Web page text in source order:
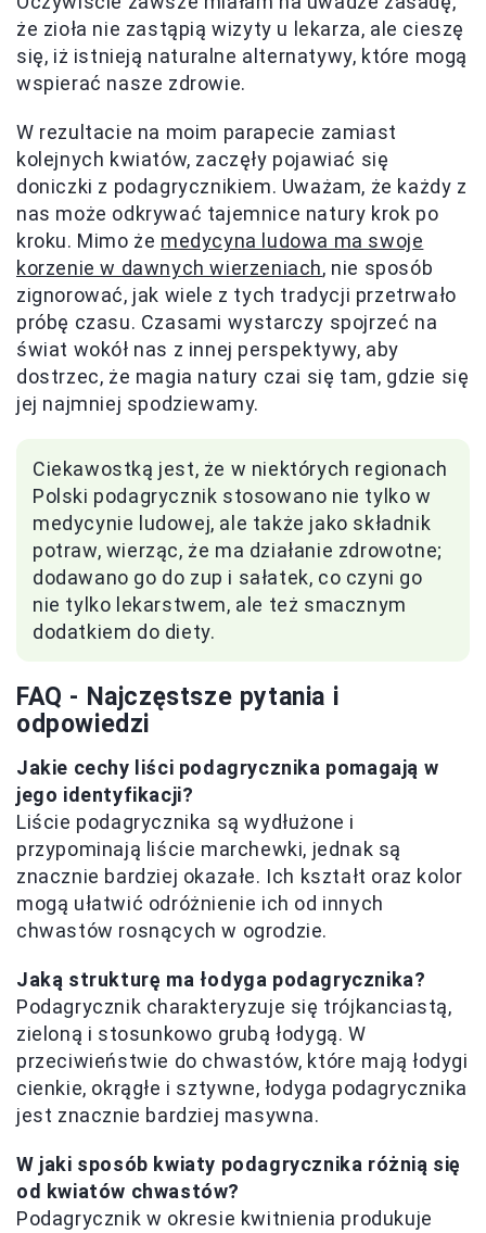
że zioła nie zastąpią wizyty u lekarza, ale cieszę
się, iż istnieją naturalne alternatywy, które mogą
wspierać nasze zdrowie.
W rezultacie na moim parapecie zamiast
kolejnych kwiatów, zaczęły pojawiać się
doniczki z podagrycznikiem. Uważam, że każdy z
nas może odkrywać tajemnice natury krok po
kroku. Mimo że medycyna ludowa ma swoje
korzenie w dawnych wierzeniach, nie sposób
zignorować, jak wiele z tych tradycji przetrwało
próbę czasu. Czasami wystarczy spojrzeć na
świat wokół nas z innej perspektywy, aby
dostrzec, że magia natury czai się tam, gdzie się
jej najmniej spodziewamy.
Ciekawostką jest, że w niektórych regionach
Polski podagrycznik stosowano nie tylko w
medycynie ludowej, ale także jako składnik
potraw, wierząc, że ma działanie zdrowotne;
dodawano go do zup i sałatek, co czyni go
nie tylko lekarstwem, ale też smacznym
dodatkiem do diety.
FAQ - Najczęstsze pytania i
odpowiedzi
Jakie cechy liści podagrycznika pomagają w
jego identyfikacji?
Liście podagrycznika są wydłużone i
przypominają liście marchewki, jednak są
znacznie bardziej okazałe. Ich kształt oraz kolor
mogą ułatwić odróżnienie ich od innych
chwastów rosnących w ogrodzie.
Jaką strukturę ma łodyga podagrycznika?
Podagrycznik charakteryzuje się trójkanciastą,
zieloną i stosunkowo grubą łodygą. W
przeciwieństwie do chwastów, które mają łodygi
cienkie, okrągłe i sztywne, łodyga podagrycznika
jest znacznie bardziej masywna.
W jaki sposób kwiaty podagrycznika różnią się
od kwiatów chwastów?
Podagrycznik w okresie kwitnienia produkuje